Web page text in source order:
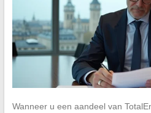
Wanneer u een aandeel van